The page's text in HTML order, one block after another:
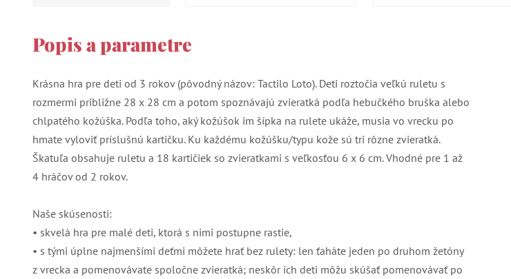
Popis a parametre
Krásna hra pre deti od 3 rokov (pôvodný názov: Tactilo Loto). Deti roztočia veľkú ruletu s
rozmermi približne 28 x 28 cm a potom spoznávajú zvieratká podľa hebučkého bruška alebo
chlpatého kožúška. Podľa toho, aký kožúšok im šípka na rulete ukáže, musia vo vrecku po
hmate vyloviť príslušnú kartičku. Ku každému kožúšku/typu kože sú tri rôzne zvieratká.
Škatuľa obsahuje ruletu a 18 kartičiek so zvieratkami s veľkosťou 6 x 6 cm. Vhodné pre 1 až
4 hráčov od 2 rokov.
Naše skúsenosti:
• skvelá hra pre malé deti, ktorá s nimi postupne rastie,
• s tými úplne najmenšími deťmi môžete hrať bez rulety: len ťaháte jeden po druhom žetóny
z vrecka a pomenovávate spoločne zvieratká; neskôr ich deti môžu skúšať pomenovávať po